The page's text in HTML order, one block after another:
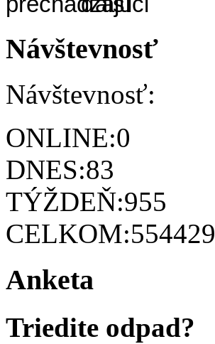
Návštevnosť
Návštevnosť:
ONLINE:0
DNES:83
TÝŽDEŇ:955
CELKOM:554429
Anketa
Triedite odpad?